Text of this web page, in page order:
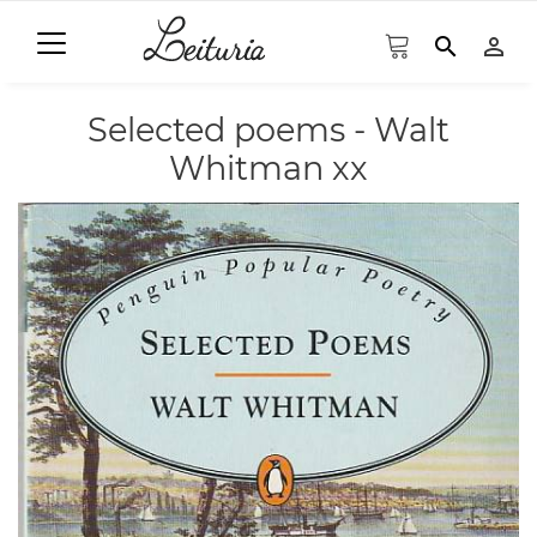
search person_outline
Selected poems - Walt
Whitman xx